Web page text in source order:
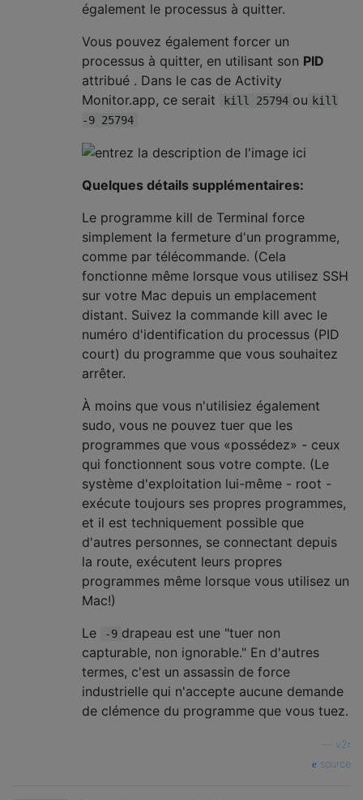
également le processus à quitter.
Vous pouvez également forcer un
processus à quitter, en utilisant son PID
attribué . Dans le cas de Activity
Monitor.app, ce serait
kill 25794 ou kill
-9 25794
Quelques détails supplémentaires:
Le programme kill de Terminal force
simplement la fermeture d'un programme,
comme par télécommande. (Cela
fonctionne même lorsque vous utilisez SSH
sur votre Mac depuis un emplacement
distant. Suivez la commande kill avec le
numéro d'identification du processus (PID
court) du programme que vous souhaitez
arrêter.
À moins que vous n'utilisiez également
sudo, vous ne pouvez tuer que les
programmes que vous «possédez» - ceux
qui fonctionnent sous votre compte. (Le
système d'exploitation lui-même - root -
exécute toujours ses propres programmes,
et il est techniquement possible que
d'autres personnes, se connectant depuis
la route, exécutent leurs propres
programmes même lorsque vous utilisez un
Mac!)
Le
-9 drapeau est une "tuer non
capturable, non ignorable." En d'autres
termes, c'est un assassin de force
industrielle qui n'accepte aucune demande
de clémence du programme que vous tuez.
v2r
source